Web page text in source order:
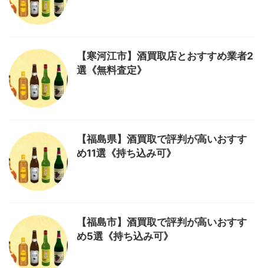
【寒河江市】酒買取店とおすすめ業者2
選《無料査定》
【福島県】酒買取で評判が高いおすす
め11選《持ち込み可》
【福島市】酒買取で評判が高いおすす
め5選《持ち込み可》